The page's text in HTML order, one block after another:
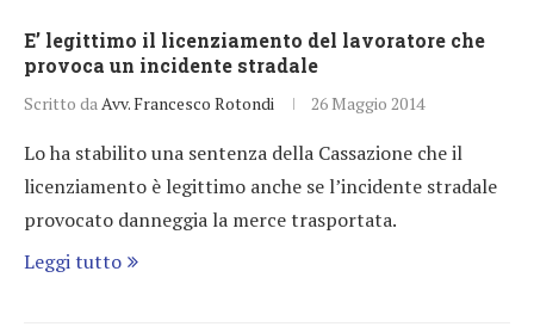
E’ legittimo il licenziamento del lavoratore che
provoca un incidente stradale
Scritto da Avv. Francesco Rotondi 26 Maggio 2014
Lo ha stabilito una sentenza della Cassazione che il
licenziamento è legittimo anche se l’incidente stradale
provocato danneggia la merce trasportata.
Leggi tutto